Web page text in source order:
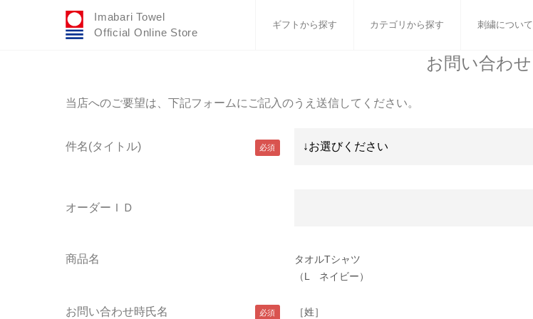
Imabari Towel
Official Online Store
ギフトから探す カテゴリから探す 刺繍について
バスグッズ タオル雑貨
お問い合わせ
当店へのご要望は、下記フォームにご記入のうえ送信してください。
件名(タイトル)
オーダーＩＤ
商品名
タオルTシャツ
（L ネイビー）
お問い合わせ時氏名 ［姓］